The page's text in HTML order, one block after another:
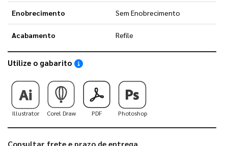
Enobrecimento Sem Enobrecimento
Acabamento Refile
Utilize o gabarito Saiba como utilizar os nossos gabaritos
Illustrator Corel Draw PDF Photoshop